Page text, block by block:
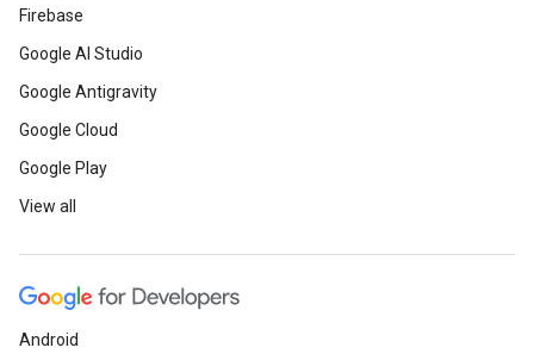
Firebase
Google AI Studio
Google Antigravity
Google Cloud
Google Play
View all
Android